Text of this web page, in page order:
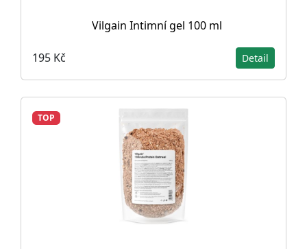
Vilgain Intimní gel 100 ml
195 Kč Detail
TOP